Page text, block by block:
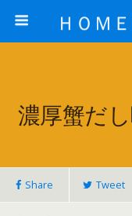
濃厚蟹だ
Share Tweet